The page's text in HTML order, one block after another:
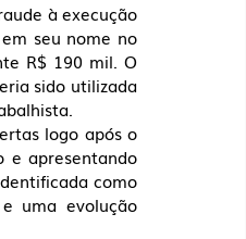
à execução
seu nome no
R$ 190 mil. O
sido utilizada
logo após o
e apresentando
como
uma evolução